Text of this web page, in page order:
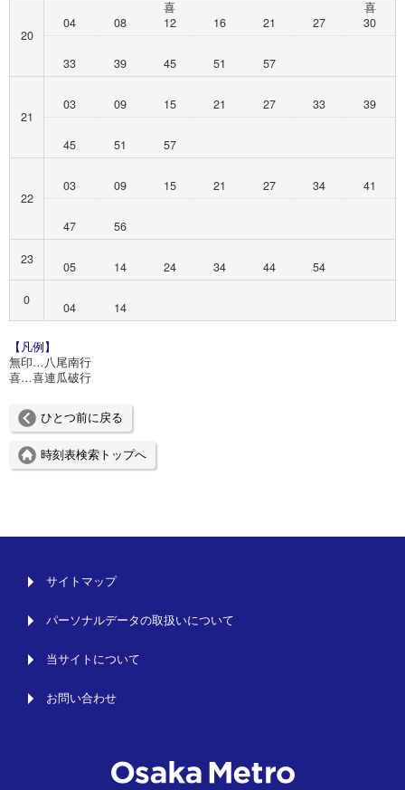
20
04 08
喜
12
16 21 27
喜
30
33 39 45 51 57
21
03 09 15 21 27 33 39
45 51 57
22
03 09 15 21 27 34 41
47
56
23
05 14 24 34 44
54
0
04 14
【凡例】
無印…八尾南行
喜…喜連瓜破行
ひとつ前に戻る
時刻表検索トップへ
サイトマップ
パーソナルデータの取扱いについて
当サイトについて
お問い合わせ